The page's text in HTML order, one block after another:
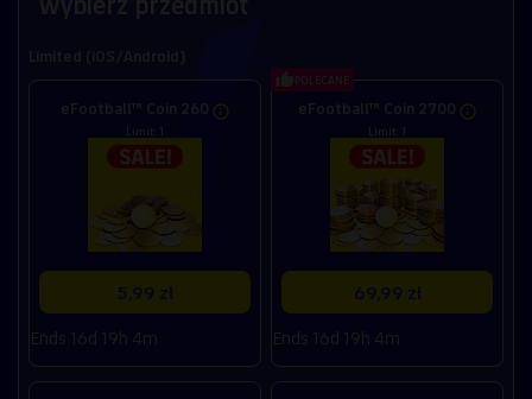
eFootball™ Coin 260
Limit: 1
5,99 zł
Ends 16d 19h 4m
eFootball™ Coin 2700
Limit: 1
69,99 zł
Ends 16d 19h 4m
POLECANE